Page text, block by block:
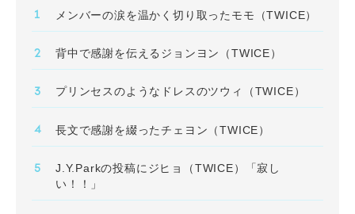
メンバーの涙を温かく切り取ったモモ（TWICE）
背中で感謝を伝えるジョンヨン（TWICE）
プリンセスのようなドレスのツウィ（TWICE）
長文で感謝を綴ったチェヨン（TWICE）
J.Y.Parkの投稿にジヒョ（TWICE）「寂し
い！！」